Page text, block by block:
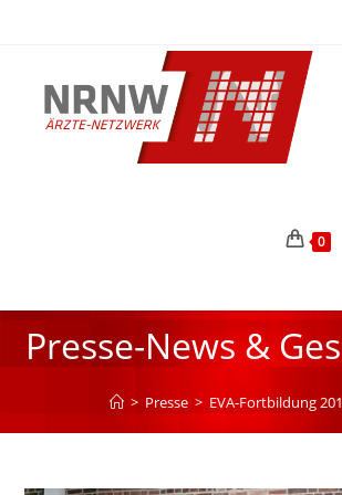
0
Presse-News &
> Presse > EVA-Fortbildung